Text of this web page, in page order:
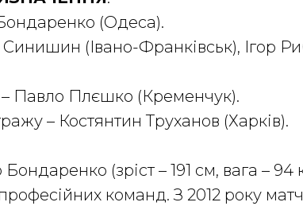
(Одеса).
(Івано-Франківськ), Ігор
– Павло Плєшко (Кременчук).
– Костянтин Труханов (Харків).
(зріст – 191 см, вага – 94
команд. З 2012 року